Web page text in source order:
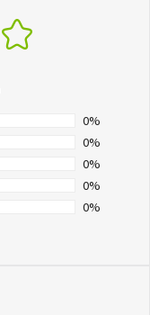
0%
0%
0%
0%
0%